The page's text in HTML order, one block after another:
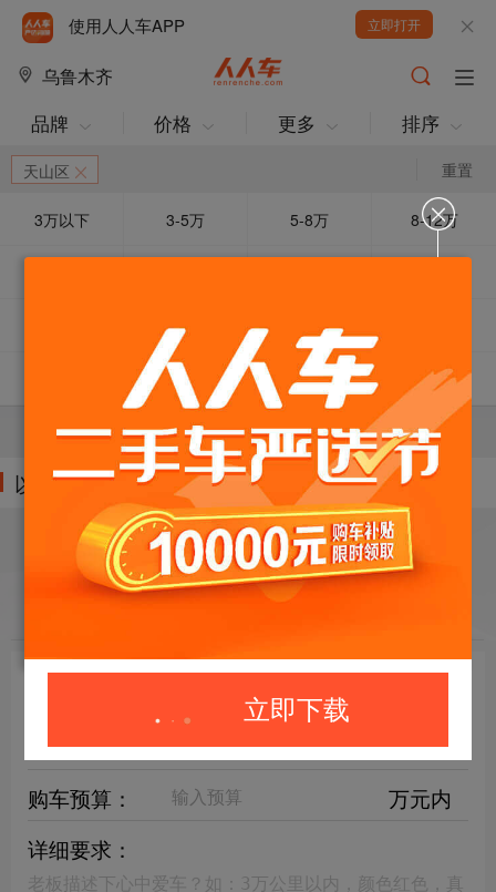
使用人人车APP 立即打开
乌鲁木齐
立即下载
品牌 价格 更多 排序
重置
天山区
3万以下 3-5万 5-8万 8-12万
急售降价 捡便宜
路虎 现代 陆风
当前条件下暂无车源！可以减少筛选条件试试。
以下车源的筛选条件为:
请选择欲购车辆
年限要求：
购车预算：
万元内
详细要求：